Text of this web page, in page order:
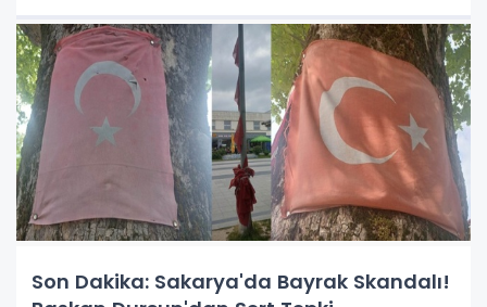
Son Dakika: Sakarya'da Bayrak Skandalı!